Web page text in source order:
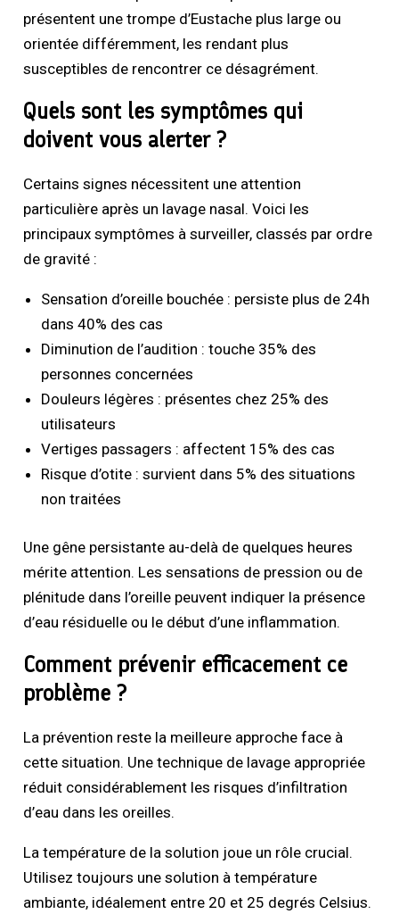
présentent une trompe d’Eustache plus large ou
orientée différemment, les rendant plus
susceptibles de rencontrer ce désagrément.
Quels sont les symptômes qui
doivent vous alerter ?
Certains signes nécessitent une attention
particulière après un lavage nasal. Voici les
principaux symptômes à surveiller, classés par ordre
de gravité :
Sensation d’oreille bouchée : persiste plus de 24h
dans 40% des cas
Diminution de l’audition : touche 35% des
personnes concernées
Douleurs légères : présentes chez 25% des
utilisateurs
Vertiges passagers : affectent 15% des cas
Risque d’otite : survient dans 5% des situations
non traitées
Une gêne persistante au-delà de quelques heures
mérite attention. Les sensations de pression ou de
plénitude dans l’oreille peuvent indiquer la présence
d’eau résiduelle ou le début d’une inflammation.
Comment prévenir efficacement ce
problème ?
La prévention reste la meilleure approche face à
cette situation. Une technique de lavage appropriée
réduit considérablement les risques d’infiltration
d’eau dans les oreilles.
La température de la solution joue un rôle crucial.
Utilisez toujours une solution à température
ambiante, idéalement entre 20 et 25 degrés Celsius.